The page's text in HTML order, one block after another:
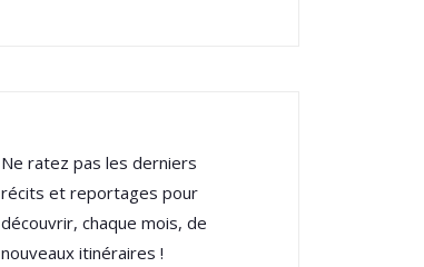
Ne ratez pas les derniers
récits et reportages pour
découvrir, chaque mois, de
nouveaux itinéraires !